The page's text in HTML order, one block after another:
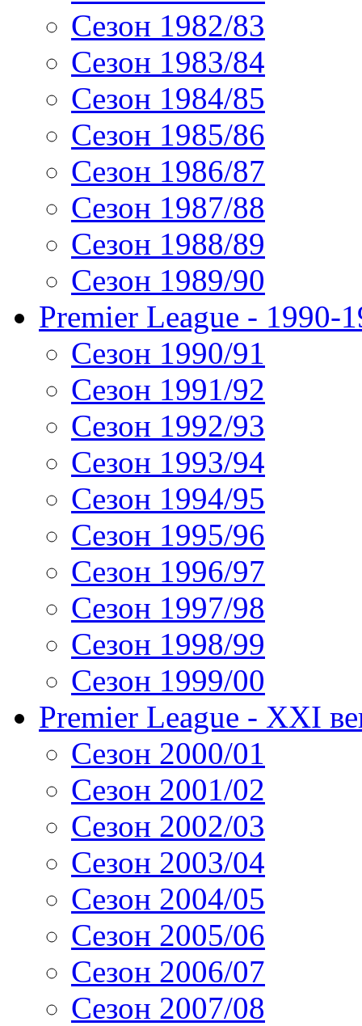
Сезон 1982/83
Сезон 1983/84
Сезон 1984/85
Сезон 1985/86
Сезон 1986/87
Сезон 1987/88
Сезон 1988/89
Сезон 1989/90
Premier League - 1990-
Сезон 1990/91
Сезон 1991/92
Сезон 1992/93
Сезон 1993/94
Сезон 1994/95
Сезон 1995/96
Сезон 1996/97
Сезон 1997/98
Сезон 1998/99
Сезон 1999/00
Premier League - XXI
Сезон 2000/01
Сезон 2001/02
Сезон 2002/03
Сезон 2003/04
Сезон 2004/05
Сезон 2005/06
Сезон 2006/07
Сезон 2007/08